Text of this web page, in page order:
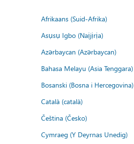
Afrikaans (Suid-Afrika)
Asụsụ Igbo (Naịjịrịa)
Azərbaycan (Azərbaycan)
Bahasa Melayu (Asia Tenggara)
Bosanski (Bosna i Hercegovina)
Català (català)
Čeština (Česko)
Cymraeg (Y Deyrnas Unedig)